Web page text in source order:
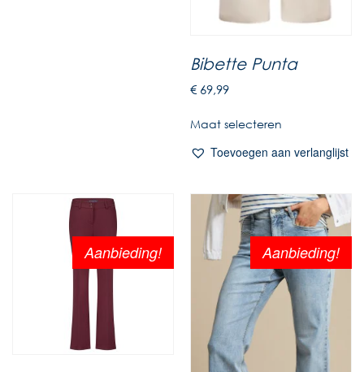
Bibette Punta
€69,99
Maat selecteren
Toevoegen aan verlanglijst
Aanbieding! Aanbieding!